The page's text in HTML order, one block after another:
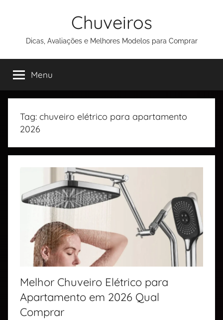
Chuveiros
Dicas, Avaliações e Melhores Modelos para Comprar
Menu
Tag: chuveiro elétrico para apartamento
2026
Melhor Chuveiro Elétrico para
Apartamento em 2026 Qual
Comprar